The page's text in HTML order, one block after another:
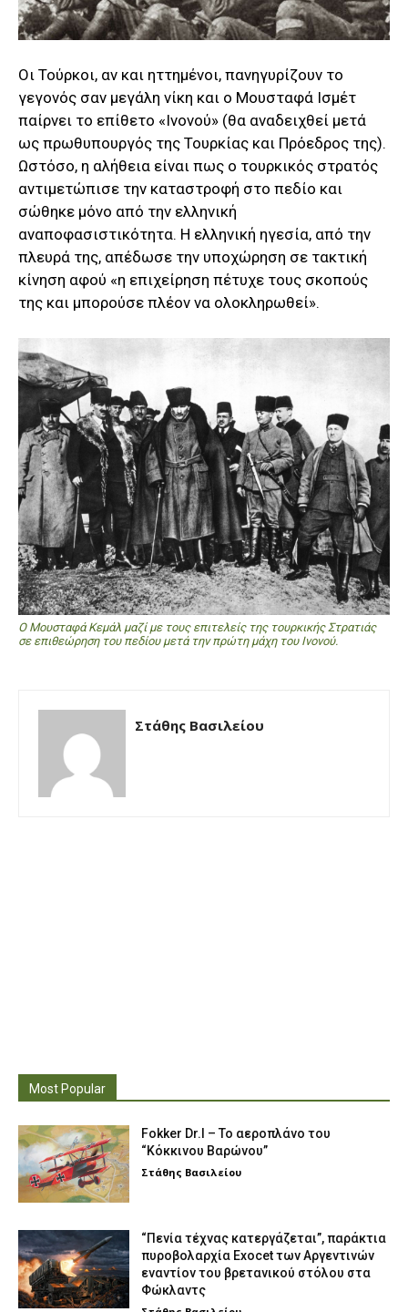
Οι Τούρκοι, αν και ηττημένοι, πανηγυρίζουν το
γεγονός σαν μεγάλη νίκη και ο Μουσταφά Ισμέτ
παίρνει το επίθετο «Ινονού» (θα αναδειχθεί μετά
ως πρωθυπουργός της Τουρκίας και Πρόεδρος της).
Ωστόσο, η αλήθεια είναι πως ο τουρκικός στρατός
αντιμετώπισε την καταστροφή στο πεδίο και
σώθηκε μόνο από την ελληνική
αναποφασιστικότητα. Η ελληνική ηγεσία, από την
πλευρά της, απέδωσε την υποχώρηση σε τακτική
κίνηση αφού «η επιχείρηση πέτυχε τους σκοπούς
της και μπορούσε πλέον να ολοκληρωθεί».
Ο Μουσταφά Κεμάλ μαζί με τους επιτελείς της τουρκικής Στρατιάς
σε επιθεώρηση του πεδίου μετά την πρώτη μάχη του Ινονού.
Στάθης Βασιλείου
Most Popular
Fokker Dr.I – To αεροπλάνο του
“Κόκκινου Βαρώνου”
Στάθης Βασιλείου
“Πενία τέχνας κατεργάζεται”, παράκτια
πυροβολαρχία Exocet των Αργεντινών
εναντίον του βρετανικού στόλου στα
Φώκλαντς